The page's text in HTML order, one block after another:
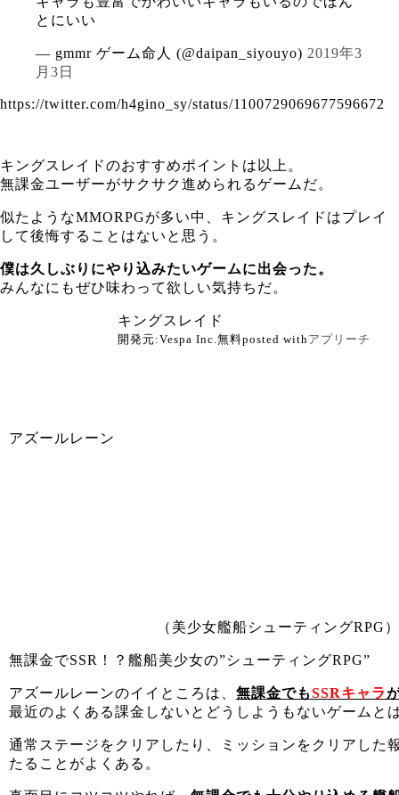
とにいい
— gmmr ゲーム命人 (@daipan_siyouyo) 2019年3
月3日
https://twitter.com/h4gino_sy/status/1100729069677596672
キングスレイドのおすすめポイントは以上。
無課金ユーザーがサクサク進められるゲームだ。
似たようなMMORPGが多い中、キングスレイドはプレイ
して後悔することはないと思う。
僕は久しぶりにやり込みたいゲームに出会った。
みんなにもぜひ味わって欲しい気持ちだ。
キングスレイド
開発元:Vespa Inc.無料posted withアプリーチ
アズールレーン
（美少女艦船シューティングRPG）
無課金でSSR！？艦船美少女の”シューティングRPG”
アズールレーンのイイところは、 無課金でもSSRキャラ
最近のよくある課金しないとどうしようもないゲームと
通常ステージをクリアしたり、ミッションをクリアした
たることがよくある。